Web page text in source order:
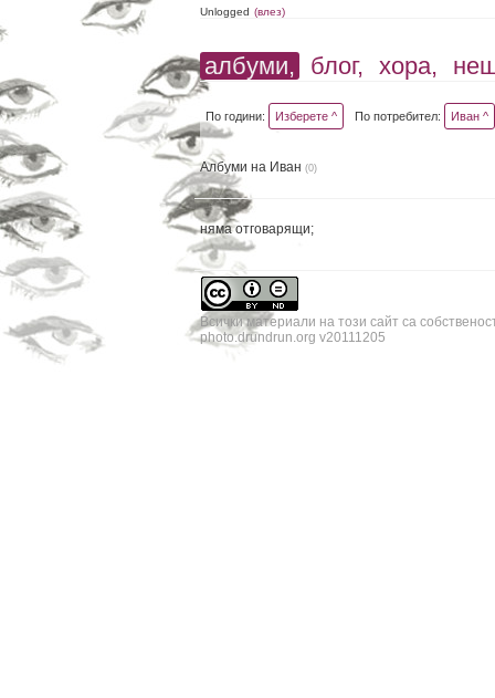
Unlogged (влез)
албуми, блог, хора,
По години: Изберете ^ По потребител: Иван ^
Албуми на Иван(0)
няма отговарящи;
Всички материали на този сайт са
photo.drundrun.org v20111205